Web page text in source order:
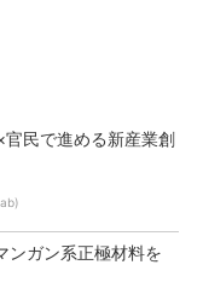
官民で進める新産業創
ンガン系正極材料を